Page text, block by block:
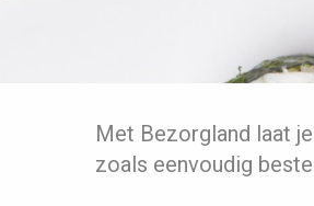
Met Bezorgland laat
zoals eenvoudig